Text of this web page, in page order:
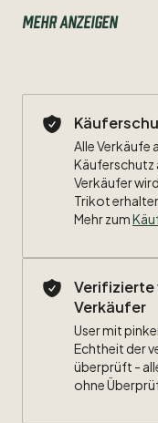
Genialitätvon
Guardiolavermehrt
Meisterschaftund
XXL
Länge:
Zustand:8​/​10
Beflockung:#21
Mehr anzeigen
Alle Verkäufe
Käuferschutz
Verkäufer
Trikot
Mehr zum
Verkäufer
User mit
Echtheit der
überprüft -
ohne